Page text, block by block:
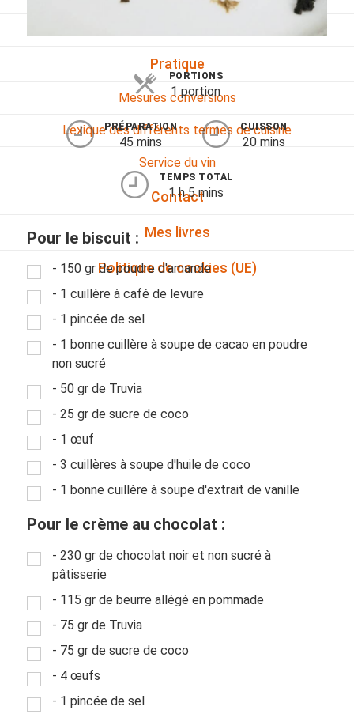
Pratique
Mesures conversions
Lexique des différents termes de cuisine
Service du vin
Contact
Mes livres
Politique de cookies (UE)
PORTIONS
1 portion
PRÉPARATION
45 mins
CUISSON
20 mins
TEMPS TOTAL
1 h 5 mins
Pour le biscuit :
- 150 gr de poudre d'amande
- 1 cuillère à café de levure
- 1 pincée de sel
- 1 bonne cuillère à soupe de cacao en poudre
non sucré
- 50 gr de Truvia
- 25 gr de sucre de coco
- 1 œuf
- 3 cuillères à soupe d'huile de coco
- 1 bonne cuillère à soupe d'extrait de vanille
Pour le crème au chocolat :
- 230 gr de chocolat noir et non sucré à
pâtisserie
- 115 gr de beurre allégé en pommade
- 75 gr de Truvia
- 75 gr de sucre de coco
- 4 œufs
- 1 pincée de sel